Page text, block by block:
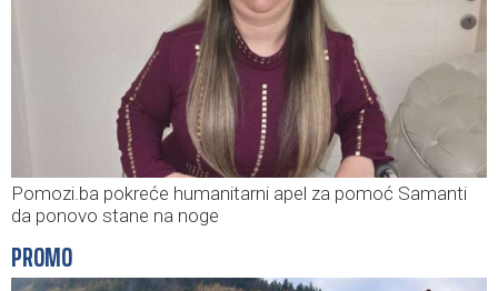
Pomozi.ba pokreće humanitarni apel za pomoć Samanti
da ponovo stane na noge
PROMO